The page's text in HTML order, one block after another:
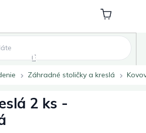
Nákupný
košík
Záhradné stoličky a kreslá
2 ks -